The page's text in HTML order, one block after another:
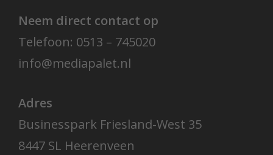
Neem direct contact op
Telefoon: 0513 – 745020
info@mediapalet.nl
Adres
Businesspark Friesland-West 35
8447 SL Heerenveen